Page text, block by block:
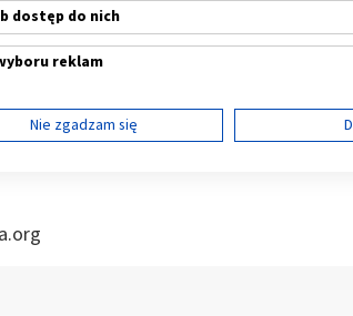
są jako stany zagrażające
karetki i przetransportowanie
i transportować zawsze w pozycji
morfiny. Dalsze postępowanie
dostęp do nich
reklam
reklam
treści
Nie zgadzam się